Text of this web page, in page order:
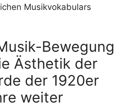
Musikvokabulars
Bewegung
Ästhetik der
der 1920er
weiter